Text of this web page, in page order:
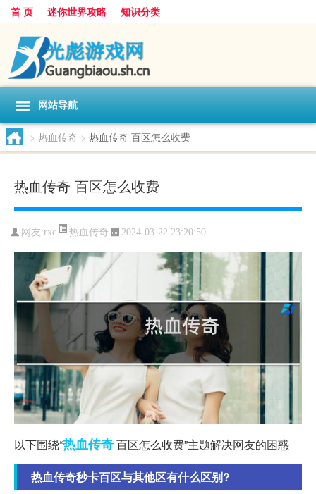
首 页 迷你世界攻略 知识分类
网站导航
> 热血传奇 > 热血传奇 百区怎么收费
热血传奇 百区怎么收费
网友:rxc 热血传奇 2024-03-22 23:20:50
以下围绕“热血传奇百区怎么收费”主题解决网友的困惑
热血传奇秒卡百区与其他区有什么区别?